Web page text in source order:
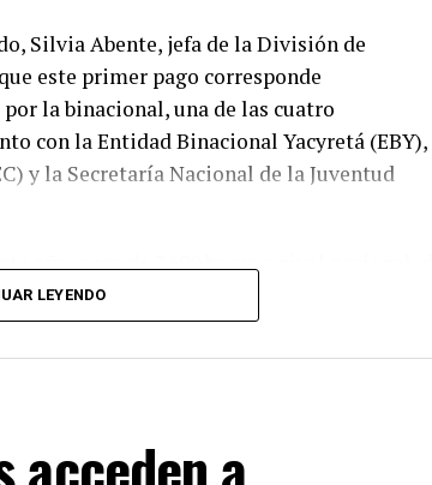
Silvia Abente, jefa de la División de
este primer pago corresponde
la binacional, una de las cuatro
con la Entidad Binacional Yacyretá (EBY),
y la Secretaría Nacional de la Juventud
año cerca de 7.600 becas a nivel nacional, de
de beneficiarios de la binacional, 2.600
y reciben los desembolsos de manera
la documentación académica exigida en el
Agregó que las carreras priorizadas
LEYENDO
acceden a